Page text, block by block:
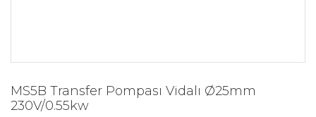
MS5B Transfer Pompası Vidalı Ø25mm
230V/0.55kw